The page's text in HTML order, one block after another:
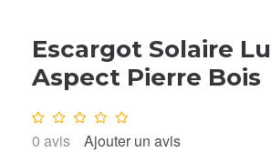
Escargot Solaire
Aspect Pierre Bois
Note : 0/10
0 avis Ajouter un avis